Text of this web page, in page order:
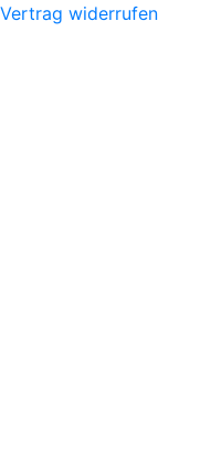
Vertrag widerrufen